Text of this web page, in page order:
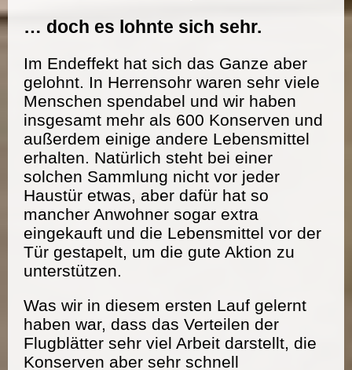
… doch es lohnte sich sehr.
Im Endeffekt hat sich das Ganze aber
gelohnt. In Herrensohr waren sehr viele
Menschen spendabel und wir haben
insgesamt mehr als 600 Konserven und
außerdem einige andere Lebensmittel
erhalten. Natürlich steht bei einer
solchen Sammlung nicht vor jeder
Haustür etwas, aber dafür hat so
mancher Anwohner sogar extra
eingekauft und die Lebensmittel vor der
Tür gestapelt, um die gute Aktion zu
unterstützen.
Was wir in diesem ersten Lauf gelernt
haben war, dass das Verteilen der
Flugblätter sehr viel Arbeit darstellt, die
Konserven aber sehr schnell